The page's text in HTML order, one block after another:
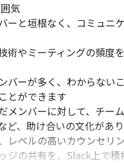
気
ーと垣根なく、コミュニ
術やミーティングの頻度
バーが多く、わからない
とができます
メンバーに対して、チー
ど、助け合いの文化があ
レベルの高いカウンセリ
ジの共有を、Slack上で積